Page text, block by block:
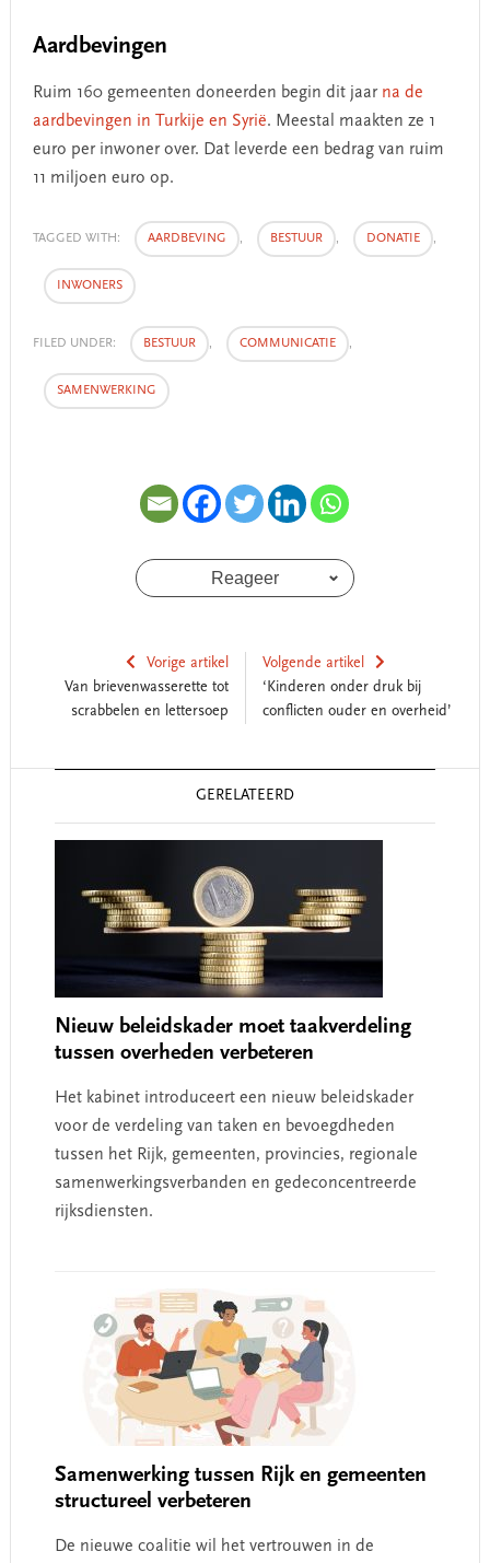
Aardbevingen
Ruim 160 gemeenten doneerden begin dit jaar na de
aardbevingen in Turkije en Syrië. Meestal maakten ze 1
euro per inwoner over. Dat leverde een bedrag van ruim
11 miljoen euro op.
TAGGED WITH: AARDBEVING , BESTUUR , DONATIE ,
INWONERS
FILED UNDER: BESTUUR , COMMUNICATIE ,
SAMENWERKING
Reageer
Vorige artikel
Van brievenwasserette tot
scrabbelen en lettersoep
Volgende artikel
‘Kinderen onder druk bij
conflicten ouder en overheid’
GERELATEERD
Nieuw beleidskader moet taakverdeling
tussen overheden verbeteren
Het kabinet introduceert een nieuw beleidskader
voor de verdeling van taken en bevoegdheden
tussen het Rijk, gemeenten, provincies, regionale
samenwerkingsverbanden en gedeconcentreerde
rijksdiensten.
Samenwerking tussen Rijk en gemeenten
structureel verbeteren
De nieuwe coalitie wil het vertrouwen in de